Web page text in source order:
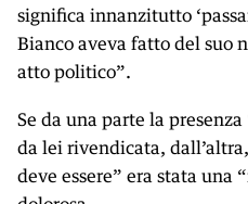
significa innanzitutto
Bianco aveva fatto del suo
atto politico”.
Se da una parte la
da lei rivendicata,
deve essere” era stata